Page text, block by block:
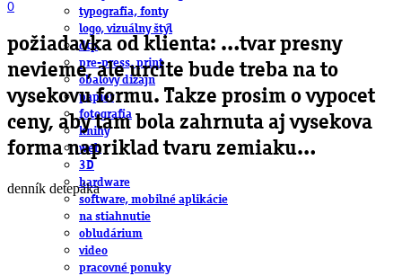
typografia, fonty
logo, vizuálny štýl
dtp
pre-press, print
obalový dizajn
papier
fotografia
knihy
web
3D
hardware
software, mobilné aplikácie
na stiahnutie
obludárium
video
pracovné ponuky
0
požiadavka od klienta: …tvar presny
nevieme, ale urcite bude treba na to
vysekovu formu. Takze prosim o vypocet
ceny, aby tam bola zahrnuta aj vysekova
forma napriklad tvaru zemiaku…
denník detepáka